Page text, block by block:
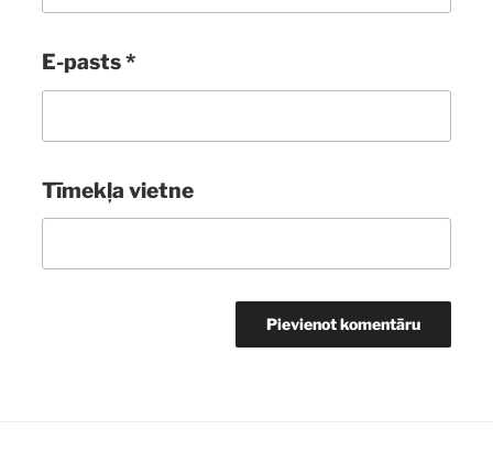
E-pasts*
Tīmekļa vietne